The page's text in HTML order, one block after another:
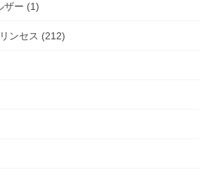
ザー (1)
ンセス (212)